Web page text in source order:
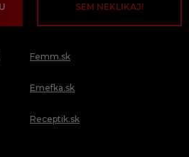
SEM NEKLIKAJ!
Femm.sk
Emefka.sk
Receptik.sk